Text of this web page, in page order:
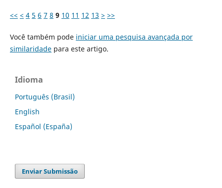
<< < 4 5 6 7 8 9 10 11 12 13 > >>
Você também pode iniciar uma pesquisa avançada por
similaridadepara este artigo.
Idioma
Português (Brasil)
English
Español (España)
Enviar Submissão